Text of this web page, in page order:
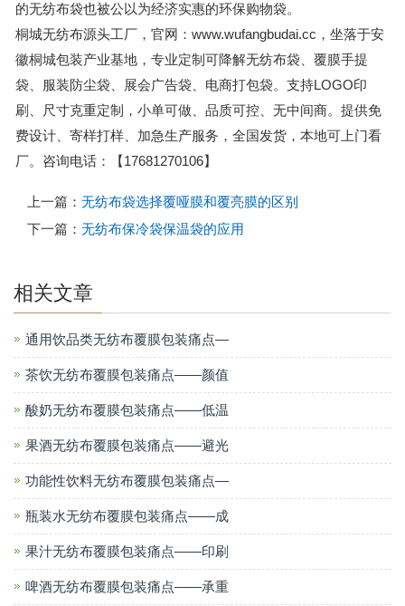
的无纺布袋也被公以为经济实惠的环保购物袋。
桐城无纺布源头工厂，官网：www.wufangbudai.cc，坐落于安
徽桐城包装产业基地，专业定制可降解无纺布袋、覆膜手提
袋、服装防尘袋、展会广告袋、电商打包袋。支持LOGO印
刷、尺寸克重定制，小单可做、品质可控、无中间商。提供免
费设计、寄样打样、加急生产服务，全国发货，本地可上门看
厂。咨询电话：【17681270106】
上一篇： 无纺布袋选择覆哑膜和覆亮膜的区别
下一篇： 无纺布保冷袋保温袋的应用
相关文章
通用饮品类无纺布覆膜包装痛点—
茶饮无纺布覆膜包装痛点——颜值
酸奶无纺布覆膜包装痛点——低温
果酒无纺布覆膜包装痛点——避光
功能性饮料无纺布覆膜包装痛点—
瓶装水无纺布覆膜包装痛点——成
果汁无纺布覆膜包装痛点——印刷
啤酒无纺布覆膜包装痛点——承重